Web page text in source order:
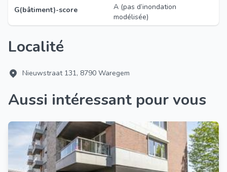
G(bâtiment)-score
A (pas d’inondation
modélisée)
Localité
Nieuwstraat 131, 8790 Waregem
Aussi intéressant pour vous